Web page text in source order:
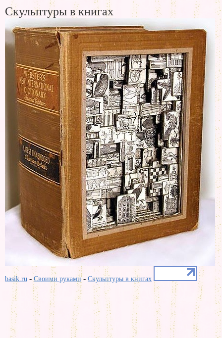
Скульптуры в книгах
basik.ru -Своими руками- Скульптуры в книгах